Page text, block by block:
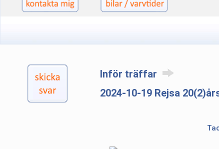
Inför träffar
2024-10-19 Rejsa